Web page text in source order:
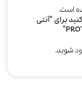
است.
برای “آنتی
شوید.